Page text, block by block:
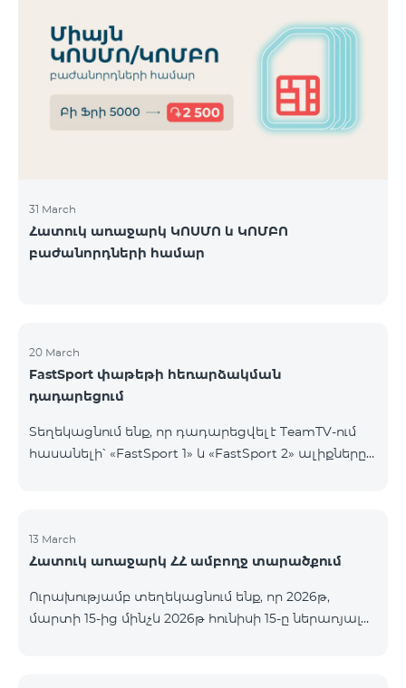
31 March
Հատուկ առաջարկ ԿՈՍՄՈ և ԿՈՄԲՈ
բաժանորդների համար
20 March
FastSport փաթեթի հեռարձակման
դադարեցում
Տեղեկացնում ենք, որ դադարեցվել է TeamTV-ում
հասանելի՝ «FastSport 1» և «FastSport 2» ալիքները
Հարցերի կամ լրացուցիչ տեղեկությունների
համար խնդրում ենք դիմել «Ֆասթ Մեդիա»
13 March
Հատուկ առաջարկ ՀՀ ամբողջ տարածքում
Ուրախությամբ տեղեկացնում ենք, որ 2026թ,
մարտի 15-ից մինչև 2026թ հունիսի 15-ը ներառյալ